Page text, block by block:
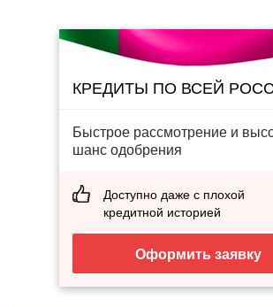
КРЕДИТЫ ПО ВСЕЙ
Быстрое рассмотрение и
шанс одобрения
Доступно даже с плохой
кредитной историей
Оформить заявку